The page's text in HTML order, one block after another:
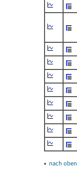
▴ nach oben